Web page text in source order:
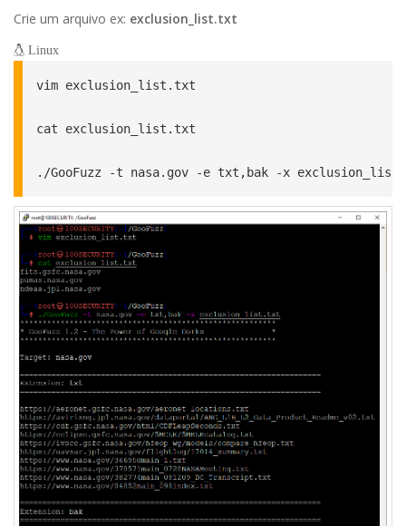
Crie um arquivo ex: exclusion_list.txt
Linux
vim exclusion_list.txt
cat exclusion_list.txt
./GooFuzz -t nasa.gov -e txt,bak -x